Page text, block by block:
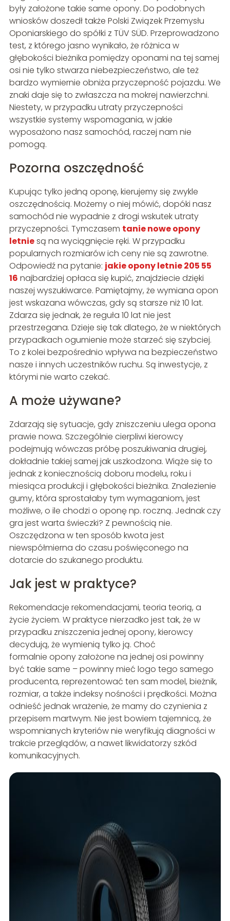
były założone takie same opony. Do podobnych
wniosków doszedł także Polski Związek Przemysłu
Oponiarskiego do spółki z TÜV SÜD. Przeprowadzono
test, z którego jasno wynikało, że różnica w
głębokości bieżnika pomiędzy oponami na tej samej
osi nie tylko stwarza niebezpieczeństwo, ale też
bardzo wymiernie obniża przyczepność pojazdu. We
znaki daje się to zwłaszcza na mokrej nawierzchni.
Niestety, w przypadku utraty przyczepności
wszystkie systemy wspomagania, w jakie
wyposażono nasz samochód, raczej nam nie
pomogą.
Pozorna oszczędność
Kupując tylko jedną oponę, kierujemy się zwykle
oszczędnością. Możemy o niej mówić, dopóki nasz
samochód nie wypadnie z drogi wskutek utraty
przyczepności. Tymczasem tanie nowe opony
letniesą na wyciągnięcie ręki. W przypadku
popularnych rozmiarów ich ceny nie są zawrotne.
Odpowiedź na pytanie: jakie opony letnie 205 55
16 najbardziej opłaca się kupić, znajdziecie dzięki
naszej wyszukiwarce. Pamiętajmy, że wymiana opon
jest wskazana wówczas, gdy są starsze niż 10 lat.
Zdarza się jednak, że reguła 10 lat nie jest
przestrzegana. Dzieje się tak dlatego, że w niektórych
przypadkach ogumienie może starzeć się szybciej.
To z kolei bezpośrednio wpływa na bezpieczeństwo
nasze i innych uczestników ruchu. Są inwestycje, z
którymi nie warto czekać.
A może używane?
Zdarzają się sytuacje, gdy zniszczeniu ulega opona
prawie nowa. Szczególnie cierpliwi kierowcy
podejmują wówczas próbę poszukiwania drugiej,
dokładnie takiej samej jak uszkodzona. Wiąże się to
jednak z koniecznością doboru modelu, roku i
miesiąca produkcji i głębokości bieżnika. Znalezienie
gumy, która sprostałaby tym wymaganiom, jest
możliwe, o ile chodzi o oponę np. roczną. Jednak czy
gra jest warta świeczki? Z pewnością nie.
Oszczędzona w ten sposób kwota jest
niewspółmierna do czasu poświęconego na
dotarcie do szukanego produktu.
Jak jest w praktyce?
Rekomendacje rekomendacjami, teoria teorią, a
życie życiem. W praktyce nierzadko jest tak, że w
przypadku zniszczenia jednej opony, kierowcy
decydują, że wymienią tylko ją. Choć
formalnie opony założone na jednej osi powinny
być takie same – powinny mieć logo tego samego
producenta, reprezentować ten sam model, bieżnik,
rozmiar, a także indeksy nośności i prędkości. Można
odnieść jednak wrażenie, że mamy do czynienia z
przepisem martwym. Nie jest bowiem tajemnicą, że
wspomnianych kryteriów nie weryfikują diagności w
trakcie przeglądów, a nawet likwidatorzy szkód
komunikacyjnych.